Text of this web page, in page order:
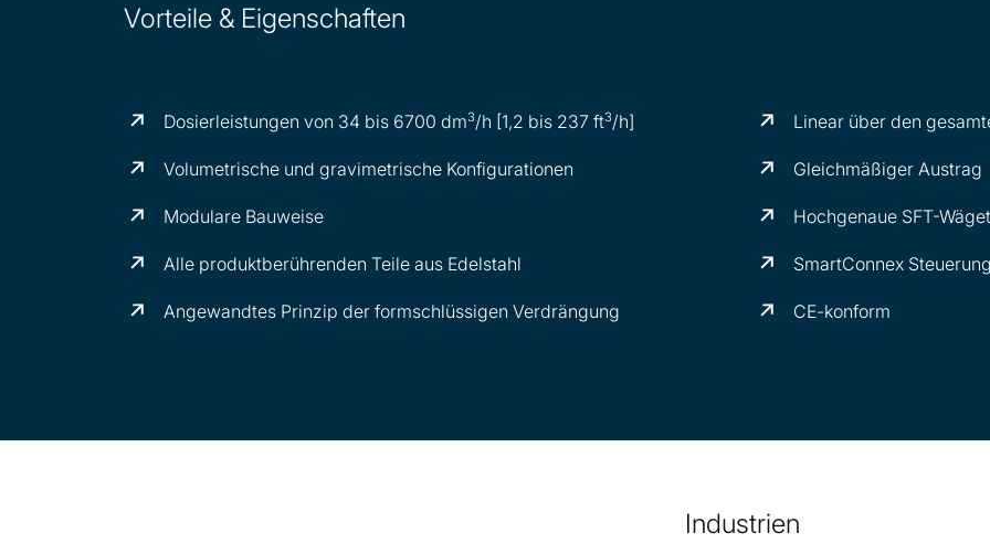
Vorteile & Eigenschaften
Dosierleistungen von 34 bis 6700 dm3/h [1,2 bis 237 ft3/h]
Volumetrische und gravimetrische Konfigurationen
Modulare Bauweise
Alle produktberührenden Teile aus Edelstahl
Angewandtes Prinzip der formschlüssigen Verdrängung
Linear über den
Gleichmäßiger Austrag
Hochgenaue SFT-
SmartConnex
CE-konform
Industrien